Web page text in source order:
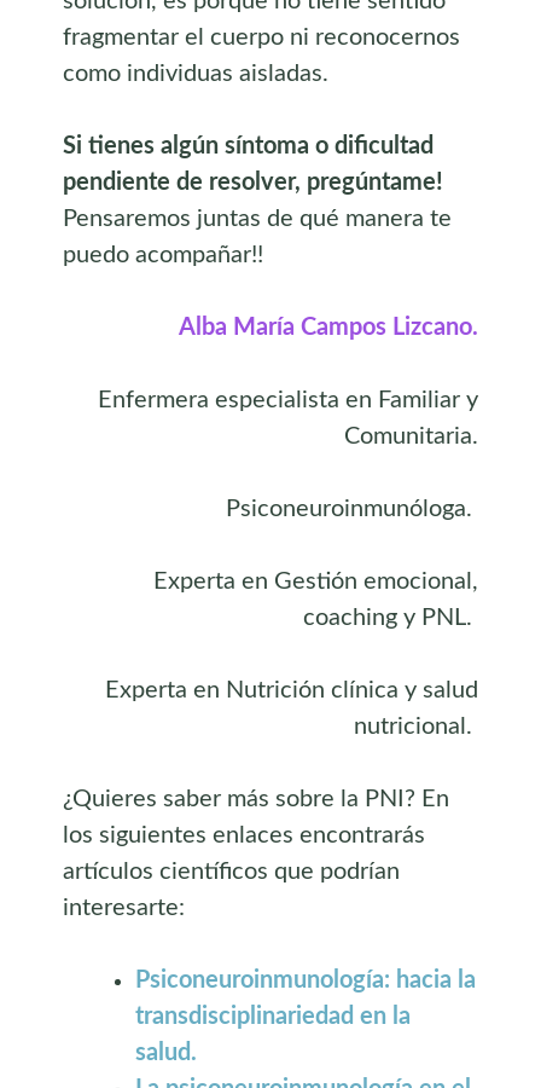
fragmentar el cuerpo ni reconocernos
como individuas aisladas.
Si tienes algún síntoma o dificultad
pendiente de resolver, pregúntame!
Pensaremos juntas de qué manera te
puedo acompañar!!
Alba María Campos Lizcano.
Enfermera especialista en Familiar y
Comunitaria.
Psiconeuroinmunóloga.
Experta en Gestión emocional,
coaching y PNL.
Experta en Nutrición clínica y salud
nutricional.
¿Quieres saber más sobre la PNI? En
los siguientes enlaces encontrarás
artículos científicos que podrían
interesarte:
Psiconeuroinmunología: hacia la
transdisciplinariedad en la
salud.